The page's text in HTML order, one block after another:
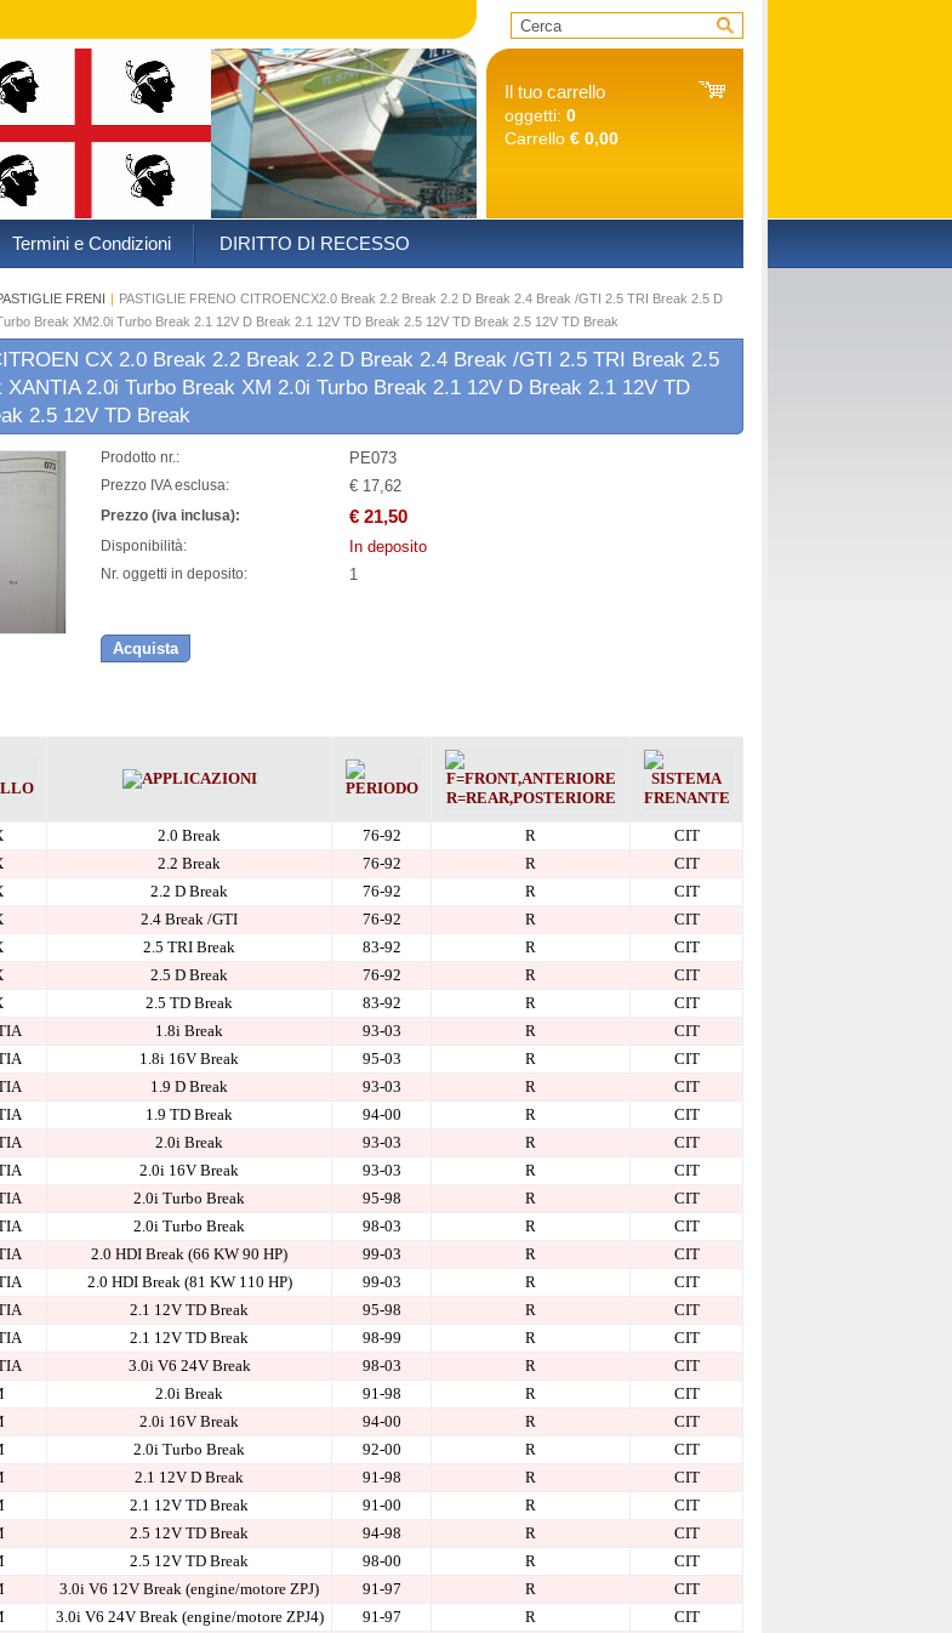
Il tuo carrello
oggetti: 0
Carrello € 0,00
Termini e Condizioni DIRITTO DI RECESSO
FRENI | PASTIGLIE FRENO CITROENCX2.0 Break 2.2 Break 2.2 D Break 2.4 Break /GTI 2.5 TRI Break 2.5 D
Break XM2.0i Turbo Break 2.1 12V D Break 2.1 12V TD Break 2.5 12V TD Break 2.5 12V TD Break
CX 2.0 Break 2.2 Break 2.2 D Break 2.4 Break /GTI 2.5 TRI Break 2.5
2.0i Turbo Break XM 2.0i Turbo Break 2.1 12V D Break 2.1 12V TD
2.5 12V TD Break
Prodotto nr.: PE073
Prezzo IVA esclusa: € 17,62
Prezzo (iva inclusa): € 21,50
Disponibilità: In deposito
Nr. oggetti in deposito: 1
Acquista
2.0 Break 76-92 R
CIT
2.2 Break 76-92 R
CIT
2.2 D Break 76-92 R
CIT
2.4 Break /GTI 76-92 R
CIT
2.5 TRI Break 83-92 R
CIT
2.5 D Break 76-92 R
CIT
2.5 TD Break 83-92 R
CIT
1.8i Break 93-03 R
CIT
1.8i 16V Break 95-03 R
CIT
1.9 D Break 93-03 R
CIT
1.9 TD Break 94-00 R
CIT
2.0i Break 93-03 R
CIT
2.0i 16V Break 93-03 R
CIT
2.0i Turbo Break 95-98 R
CIT
2.0i Turbo Break 98-03 R
CIT
2.0 HDI Break (66 KW 90 HP) 99-03 R
CIT
2.0 HDI Break (81 KW 110 HP) 99-03 R
CIT
2.1 12V TD Break 95-98 R
CIT
2.1 12V TD Break 98-99 R
CIT
3.0i V6 24V Break 98-03 R
CIT
2.0i Break 91-98 R
CIT
2.0i 16V Break 94-00 R
CIT
2.0i Turbo Break 92-00 R
CIT
2.1 12V D Break 91-98 R
CIT
2.1 12V TD Break 91-00 R
CIT
2.5 12V TD Break 94-98 R
CIT
2.5 12V TD Break 98-00 R
CIT
3.0i V6 12V Break (engine/motore ZPJ) 91-97 R
CIT
3.0i V6 24V Break (engine/motore ZPJ4) 91-97 R
CIT